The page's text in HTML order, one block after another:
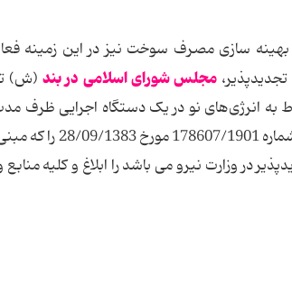
بهینه سازی مصرف سوخت نیز در این زمینه
تجدیدپذیر،مجلس شورای اسلامی در بند
تصویب قانون مذکور گردانید و در این راستا شورای ‌عالی
در وزارت نیرو می باشد را ابلاغ و کلیه منابع